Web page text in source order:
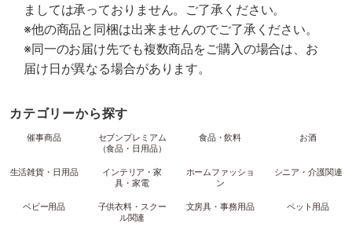
ましては承っておりません。ご了承ください。
※他の商品と同梱は出来ませんのでご了承ください。
※同一のお届け先でも複数商品をご購入の場合は、お
届け日が異なる場合があります。
カテゴリーから探す
催事商品
セブンプレミアム
（食品・日用品）
食品・飲料 お酒
生活雑貨・日用品
インテリア・家
具・家電
ホームファッショ
ン
シニア・介護関連
ベビー用品
子供衣料・スクー
ル関連
文房具・事務用品 ペット用品